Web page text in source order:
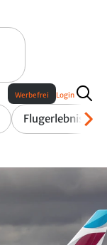
Flugerlebnis
Werbefrei Login